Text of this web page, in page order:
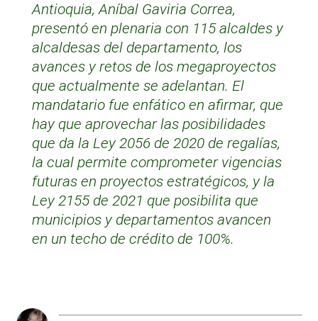
Antioquia, Aníbal Gaviria Correa,
presentó en plenaria con 115 alcaldes y
alcaldesas del departamento, los
avances y retos de los megaproyectos
que actualmente se adelantan. El
mandatario fue enfático en afirmar, que
hay que aprovechar las posibilidades
que da la Ley 2056 de 2020 de regalías,
la cual permite comprometer vigencias
futuras en proyectos estratégicos, y la
Ley 2155 de 2021 que posibilita que
municipios y departamentos avancen
en un techo de crédito de 100%.